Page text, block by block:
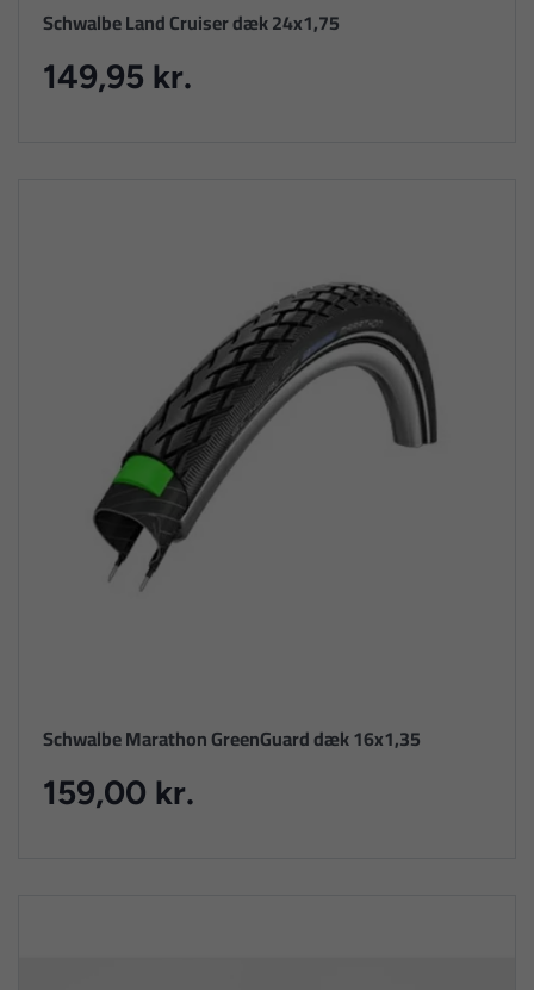
Schwalbe Land Cruiser dæk 24x1,75
149,95 kr.
Schwalbe Marathon GreenGuard dæk 16x1,35
159,00 kr.